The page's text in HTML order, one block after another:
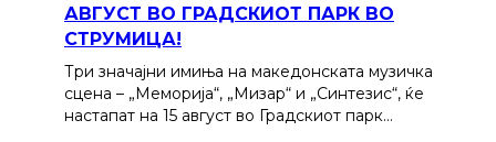
АВГУСТ ВО ГРАДСКИОТ ПАРК ВО
СТРУМИЦА!
Три значајни имиња на македонската музичка
сцена – „Меморија“, „Мизар“ и „Синтезис“, ќе
настапат на 15 август во Градскиот парк…